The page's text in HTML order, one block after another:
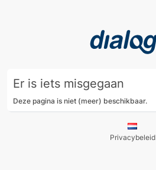
Er is iets misgegaan
Deze pagina is niet (meer) beschikbaar.
Privacybeleid